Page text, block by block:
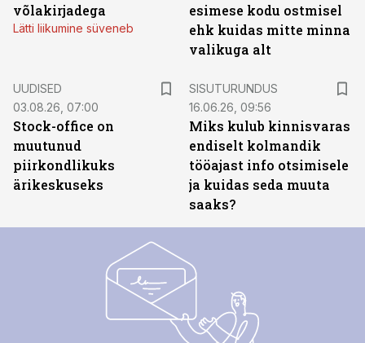
võlakirjadega
Lätti liikumine süveneb
esimese kodu ostmisel
ehk kuidas mitte minna
valikuga alt
UUDISED
03.08.26, 07:00
Stock-office on
muutunud
piirkondlikuks
ärikeskuseks
SISUTURUNDUS
16.06.26, 09:56
Miks kulub kinnisvaras
endiselt kolmandik
tööajast info otsimisele
ja kuidas seda muuta
saaks?